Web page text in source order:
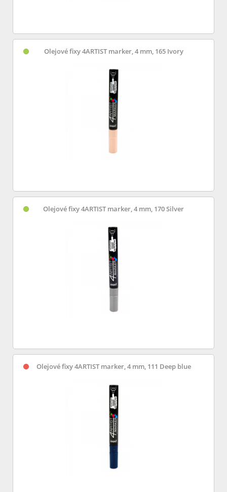
Olejové fixy 4ARTIST marker, 4 mm, 165 Ivory
Olejové fixy 4ARTIST marker, 4 mm, 170 Silver
Olejové fixy 4ARTIST marker, 4 mm, 111 Deep blue